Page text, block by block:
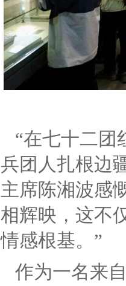
“在七十二团
兵团人扎根边
主席陈湘波感
相辉映，这不
情感根基。”
作为一名来